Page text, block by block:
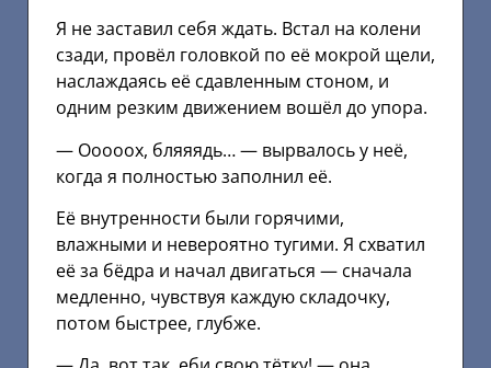
Я не заставил себя ждать. Встал на колени
сзади, провёл головкой по её мокрой щели,
наслаждаясь её сдавленным стоном, и
одним резким движением вошёл до упора.
— Ооооох, бляяядь… — вырвалось у неё,
когда я полностью заполнил её.
Её внутренности были горячими,
влажными и невероятно тугими. Я схватил
её за бёдра и начал двигаться — сначала
медленно, чувствуя каждую складочку,
потом быстрее, глубже.